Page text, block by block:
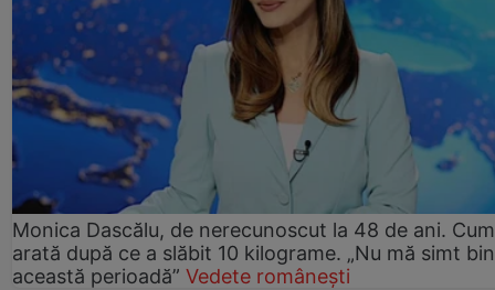
Monica Dascălu, de nerecunoscut la 48 de ani. Cum
arată după ce a slăbit 10 kilograme. „Nu mă simt
această perioadă” Vedete românești